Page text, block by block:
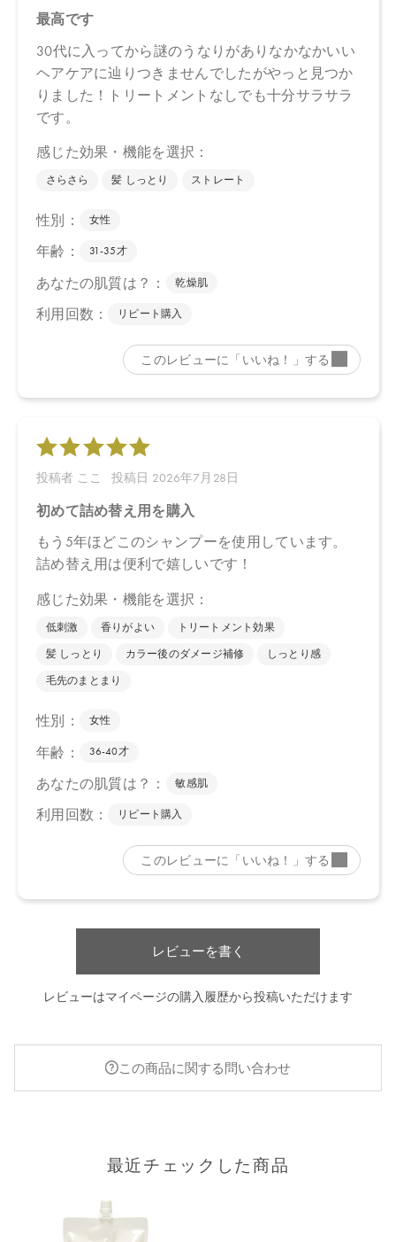
500mL
【商品サイズ】
13.0×23.0×3.8cm
【全成分】
水、ココイルグルタミン酸ＴＥＡ、コカミドプロピルベタイン、
アシル（Ｃ１２，１４）アスパラギン酸ＴＥＡ、ヤシ油脂肪酸Ｐ
ＥＧ－７グリセリル、ポリクオタニウム－１０、加水分解ダイズ
タンパク、ローズマリー葉エキス、銅クロロフィル、スピルリナ
アリスエキス、セージ葉エキス、ラベンダー花エキス、コシロノ
センダングサエキス、マルトシルシクロデキストリン、シクロデ
キストリン、マルトース、トレハロースヒドロキシプロピルトリ
モニウムクロリド、エタノール、香料（天然エッセンシャルオイ
ヘキシルグリセリン、ＢＧ、安息香酸Ｎａ
【メーカー品番】
4571649073442
【店舗発売日】
Biople 2026/6/25
※店舗での取り扱いや詳しい在庫状況につきましては、各店舗に
お問い合わせください。
ださい。
※通常はご注文より１～３営業日での発送となります。
商品によっては、お届けまで１～２週間かかる場合がございます
ございます。
異なる場合がございます。
●予告なくパッケージ仕様が変更になる場合がございます。
レビューを書く
レビューはマイページの購入履歴から投稿いただけます
この商品に関する問い合わせ
最近チェックした商品